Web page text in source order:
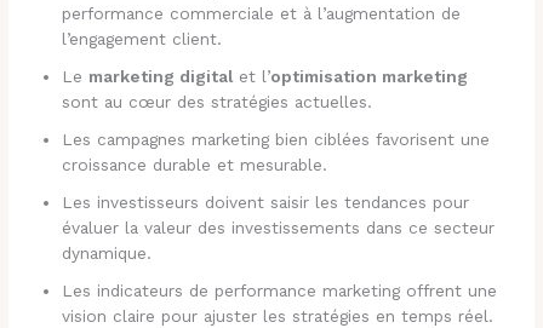
performance commerciale et à l’augmentation de
l’engagement client.
Le marketing digital et l’optimisation marketing
sont au cœur des stratégies actuelles.
Les campagnes marketing bien ciblées favorisent une
croissance durable et mesurable.
Les investisseurs doivent saisir les tendances pour
évaluer la valeur des investissements dans ce secteur
dynamique.
Les indicateurs de performance marketing offrent une
vision claire pour ajuster les stratégies en temps réel.